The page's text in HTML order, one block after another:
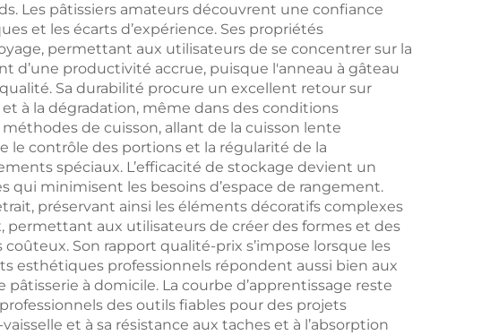
rotative pour usage
domestique
Les pâtissiers amateurs découvrent une confiance
et les écarts d’expérience. Ses propriétés
permettant aux utilisateurs de se concentrer sur la
d’une productivité accrue, puisque l'anneau à gâteau
Sa durabilité procure un excellent retour sur
à la dégradation, même dans des conditions
de cuisson, allant de la cuisson lente
le contrôle des portions et la régularité de la
spéciaux. L’efficacité de stockage devient un
minimisent les besoins d’espace de rangement.
préservant ainsi les éléments décoratifs complexes
permettant aux utilisateurs de créer des formes et des
Son rapport qualité-prix s’impose lorsque les
esthétiques professionnels répondent aussi bien aux
à domicile. La courbe d’apprentissage reste
des outils fiables pour des projets
et à sa résistance aux taches et à l’absorption